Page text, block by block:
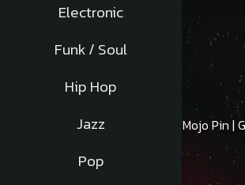
Electronic
Funk / Soul
Hip Hop
Jazz
Pop
Descriere
Jeff Buckley - Grace. Tracklist: Mojo Pin